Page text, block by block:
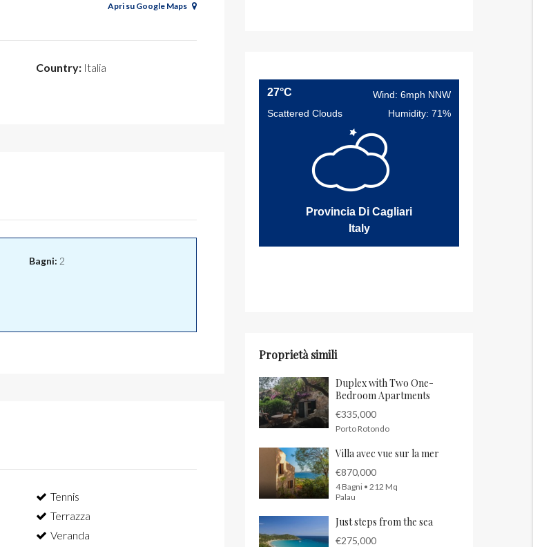
Apri su Google Maps
Country: Italia
Bagni: 2
Tennis
Terrazza
Veranda
27°C
Wind: 6mph NNW
Scattered Clouds
Humidity: 71%
Provincia Di Cagliari
Italy
Proprietà simili
Duplex with Two One-
Bedroom Apartments
€335,000
Porto Rotondo
Villa avec vue sur la mer
€870,000
4 Bagni • 212 Mq
Palau
Just steps from the sea
€275,000